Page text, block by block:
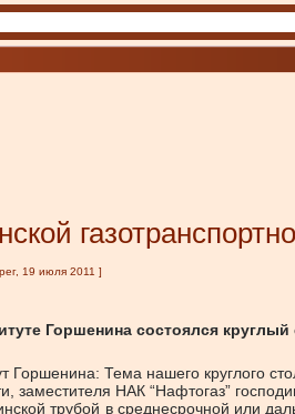
19 июля 2011 ]
Горшенина состоялся
Горшенина: Тема нашего круглого
заместителя НАК “Нафтогаз”
трубой в среднесрочной или